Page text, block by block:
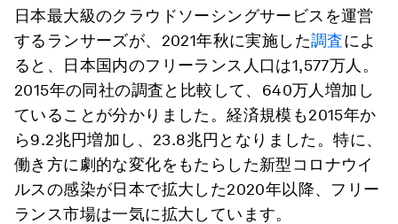
日本最大級のクラウドソーシングサービスを運営
するランサーズが、2021年秋に実施した調査によ
ると、日本国内のフリーランス人口は1,577万人。
2015年の同社の調査と比較して、640万人増加し
ていることが分かりました。経済規模も2015年か
ら9.2兆円増加し、23.8兆円となりました。特に、
働き方に劇的な変化をもたらした新型コロナウイ
ルスの感染が日本で拡大した2020年以降、フリー
ランス市場は一気に拡大しています。